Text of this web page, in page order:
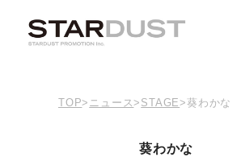
TOP> ニュース> STAGE>葵わかな
葵わかな